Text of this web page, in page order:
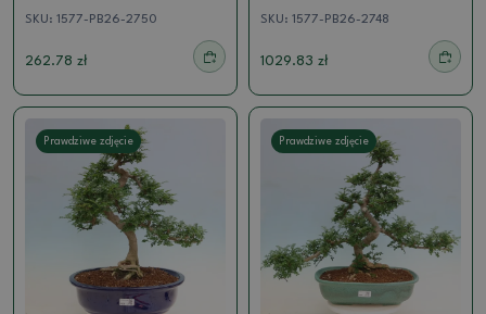
SKU: 1577-PB26-2750
262.78 zł
SKU: 1577-PB26-2748
1029.83 zł
Prawdziwe zdjęcie Prawdziwe zdjęcie